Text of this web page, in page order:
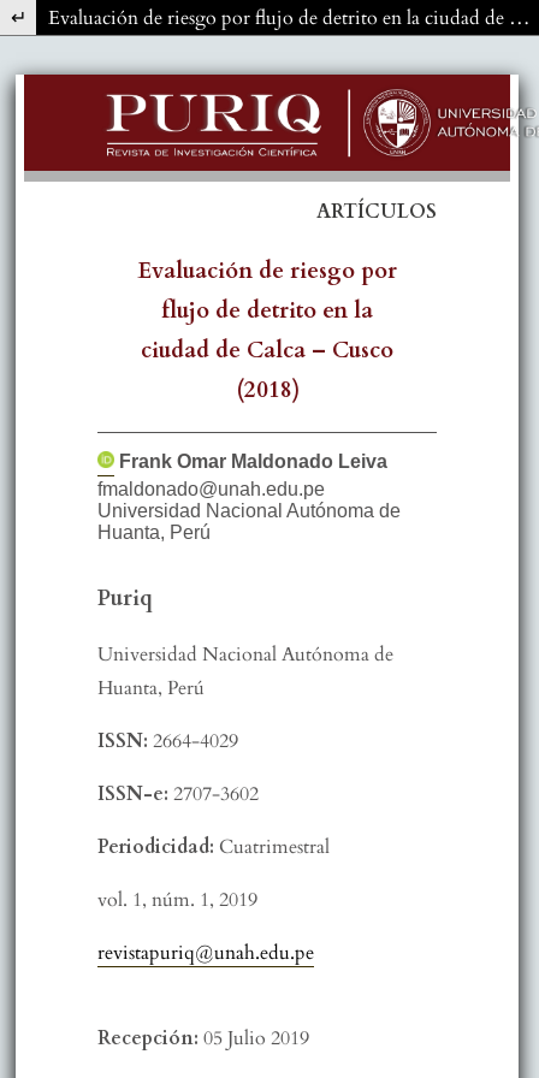
Volver a los detalles del artículo Evaluación de riesgo por flujo de detrito en la ciudad de Calca – Cusco (2018)